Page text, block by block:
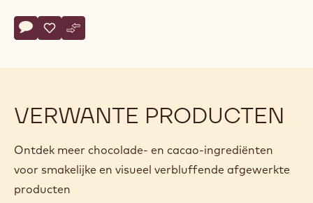
Actions
Schrijf een commentaar op
- Pinguino Fondente
Opslaan
- Pinguino Fondente
Vergelijk
- Pinguino Fondente
VERWANTE PRODUCTEN
Ontdek meer chocolade- en cacao-ingrediënten
voor smakelijke en visueel verbluffende afgewerkte
producten